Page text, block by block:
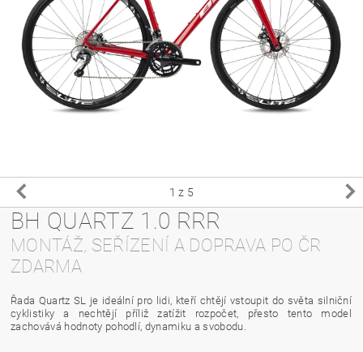
1 z 5
BH QUARTZ 1.0 RRR
MONTÁŽ, SEŘÍZENÍ A DOPRAVA PO ČR
ZDARMA
Řada Quartz SL je ideální pro lidi, kteří chtějí vstoupit do světa silniční
cyklistiky a nechtějí příliž zatížit rozpočet, přesto tento model
zachovává hodnoty pohodlí, dynamiku a svobodu.